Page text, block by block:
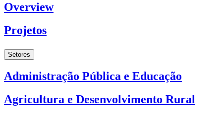
Overview
Projetos
Setores
Administração Pública e Educação
Agricultura e Desenvolvimento Rural